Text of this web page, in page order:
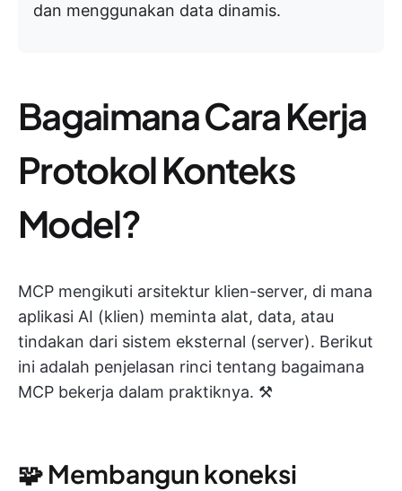
dan menggunakan data dinamis.
Bagaimana Cara Kerja
Protokol Konteks
Model?
MCP mengikuti arsitektur klien-server, di mana
aplikasi AI (klien) meminta alat, data, atau
tindakan dari sistem eksternal (server). Berikut
ini adalah penjelasan rinci tentang bagaimana
MCP bekerja dalam praktiknya. ⚒️
🧩 Membangun koneksi